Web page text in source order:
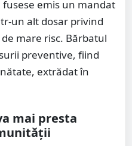
emis un mandat
un alt dosar privind
mare risc. Bărbatul
preventive, fiind
extrădat în
mai presta